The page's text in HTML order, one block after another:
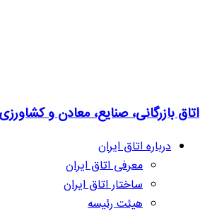
اتاق بازرگانی، صنایع، معادن و
درباره اتاق ایران
معرفی اتاق ایران
ساختار اتاق ایران
هیئت رئیسه